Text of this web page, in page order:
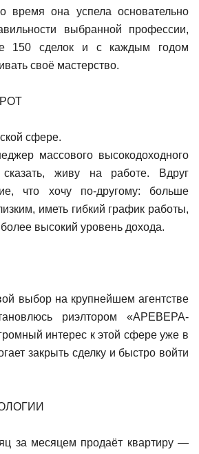
время она успела основательно
выбранной профессии,
150 сделок и с каждым годом
своё мастерство.
сфере.
массового высокодоходного
живу на работе. Вдруг
что хочу по-другому: больше
иметь гибкий график работы,
высокий уровень дохода.
выбор на крупнейшем агентстве
риэлтором «АРЕВЕРА-
интерес к этой сфере уже в
закрыть сделку и быстро войти
за месяцем продаёт квартиру —